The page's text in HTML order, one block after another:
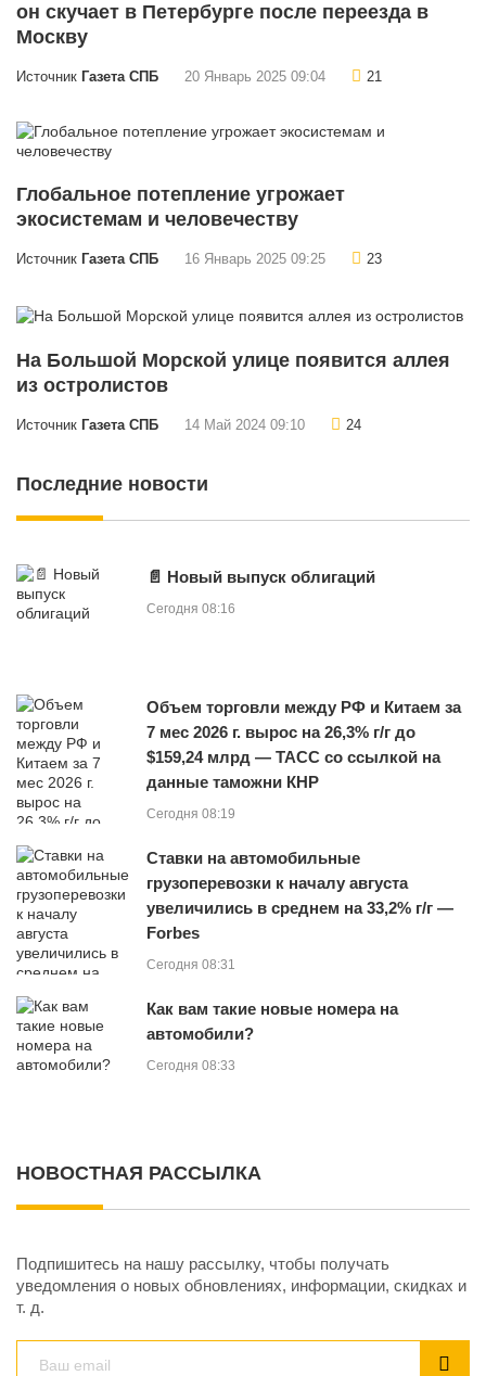
он скучает в Петербурге после переезда в
Москву
Источник Газета СПБ 20 Январь 2025 09:04 21
Глобальное потепление угрожает
экосистемам и человечеству
Источник Газета СПБ 16 Январь 2025 09:25 23
На Большой Морской улице появится аллея
из остролистов
Источник Газета СПБ 14 Май 2024 09:10 24
Последние новости
📄 Новый выпуск облигаций
Сегодня 08:16
Объем торговли между РФ и Китаем за
7 мес 2026 г. вырос на 26,3% г/г до
$159,24 млрд — ТАСС со ссылкой на
данные таможни КНР
Сегодня 08:19
Cтавки на автомобильные
грузоперевозки к началу августа
увеличились в среднем на 33,2% г/г —
Forbes
Сегодня 08:31
Как вам такие новые номера на
автомобили?
Сегодня 08:33
НОВОСТНАЯ РАССЫЛКА
Подпишитесь на нашу рассылку, чтобы получать
уведомления о новых обновлениях, информации, скидках и
т. д.